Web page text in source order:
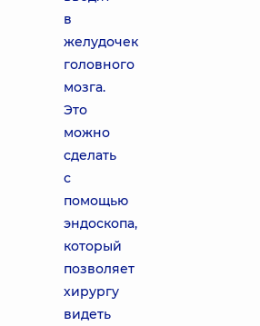
в
желудочек
головного
мозга.
Это
можно
сделать
с
помощью
эндоскопа,
который
позволяет
хирургу
видеть